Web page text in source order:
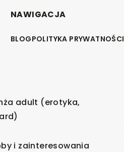
NAWIGACJA
BLOGPOLITYKA PRYWATNOŚCI
adult (erotyka,
i zainteresowania